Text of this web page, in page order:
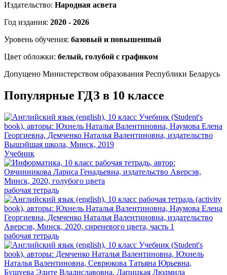
Издательство: Народная асвета
Год издания: 2020 - 2026
Уровень обучения: базовый и повышенный
Цвет обложки: белый, голубой с графиком
Допущено Министерством образования Республики Беларусь
Популярные ГДЗ в 10 классе
Учебник
рабочая тетрадь
рабочая тетрадь